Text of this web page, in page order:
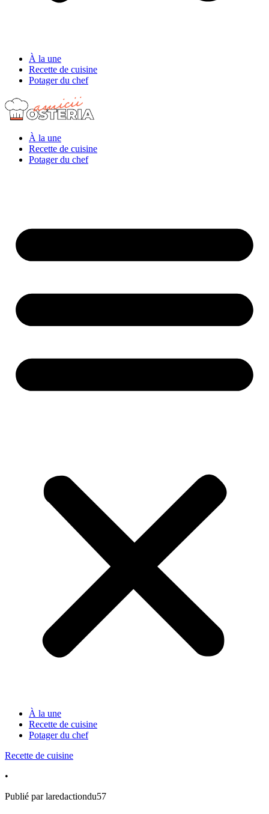
À la une
Recette de cuisine
Potager du chef
À la une
Recette de cuisine
Potager du chef
À la une
Recette de cuisine
Potager du chef
Recette de cuisine
•
Publié par laredactiondu57